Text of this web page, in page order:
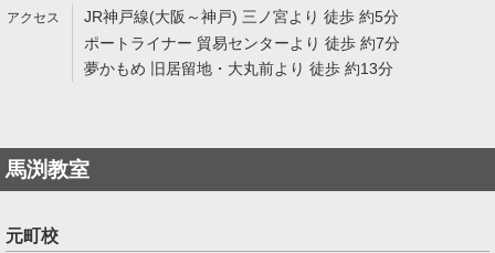
JR神戸線(大阪～神戸) 三ノ宮より 徒歩 約5分
ポートライナー 貿易センターより 徒歩 約7分
夢かもめ 旧居留地・大丸前より 徒歩 約13分
馬渕教室
元町校